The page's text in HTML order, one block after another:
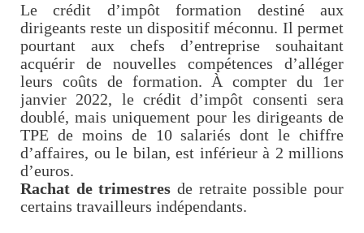
Le crédit d’impôt formation destiné aux
dirigeants reste un dispositif méconnu. Il permet
pourtant aux chefs d’entreprise souhaitant
acquérir de nouvelles compétences d’alléger
leurs coûts de formation. À compter du 1er
janvier 2022, le crédit d’impôt consenti sera
doublé, mais uniquement pour les dirigeants de
TPE de moins de 10 salariés dont le chiffre
d’affaires, ou le bilan, est inférieur à 2 millions
d’euros.
Rachat de trimestres de retraite possible pour
certains travailleurs indépendants.